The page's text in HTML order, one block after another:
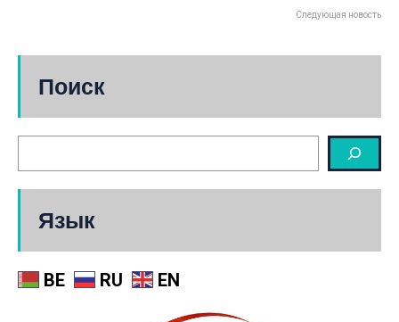
Следующая новость
Поиск
Язык
BE RU EN